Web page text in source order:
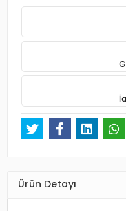
Ürün Detayı